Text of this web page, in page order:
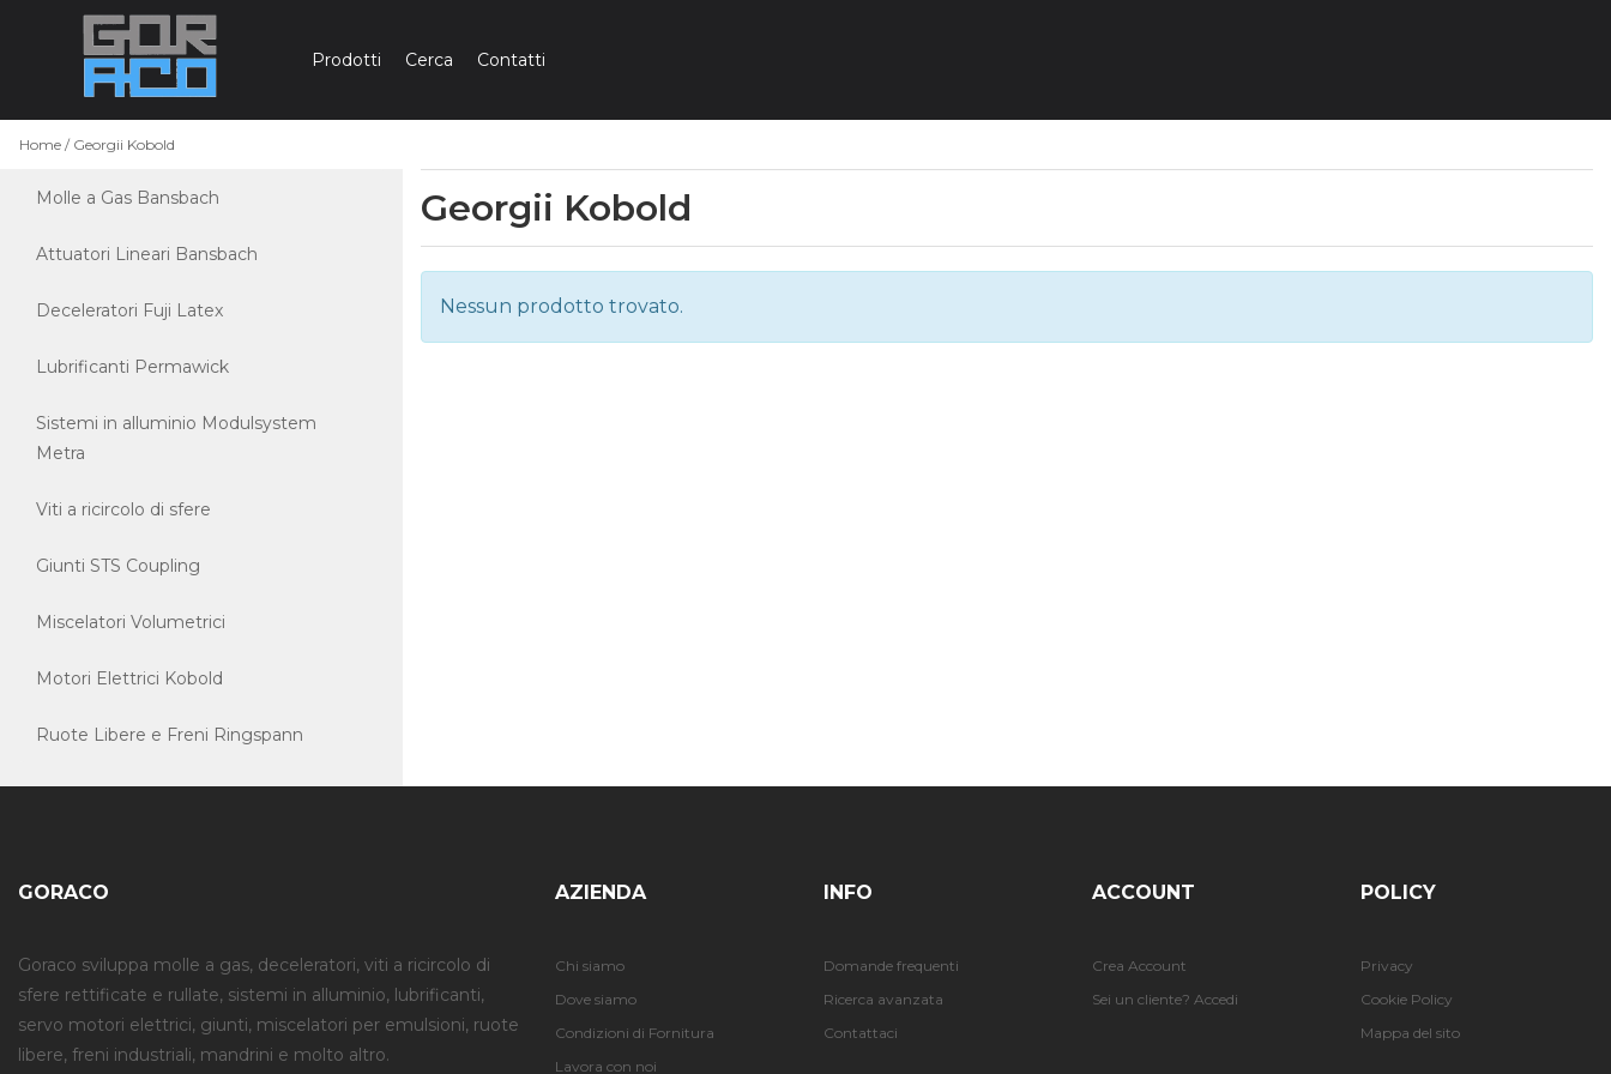
MARCHI
Prodotti Cerca Contatti
Home Georgii Kobold
Georgii Kobold
Nessun prodotto trovato.
Molle a Gas Bansbach
Attuatori Lineari Bansbach
Deceleratori Fuji Latex
Lubrificanti Permawick
Sistemi in alluminio Modulsystem
Metra
Viti a ricircolo di sfere
Giunti STS Coupling
Miscelatori Volumetrici
Motori Elettrici Kobold
Ruote Libere e Freni Ringspann
GORACO
Goraco sviluppa molle a gas, deceleratori, viti a ricircolo di
sfere rettificate e rullate, sistemi in alluminio, lubrificanti,
servo motori elettrici, giunti, miscelatori per emulsioni, ruote
libere, freni industriali, mandrini e molto altro.
AZIENDA
Chi siamo
Dove siamo
Condizioni di Fornitura
Lavora con noi
INFO
Domande frequenti
Ricerca avanzata
Contattaci
ACCOUNT
Crea Account
Sei un cliente? Accedi
POLICY
Privacy
Cookie Policy
Mappa del sito